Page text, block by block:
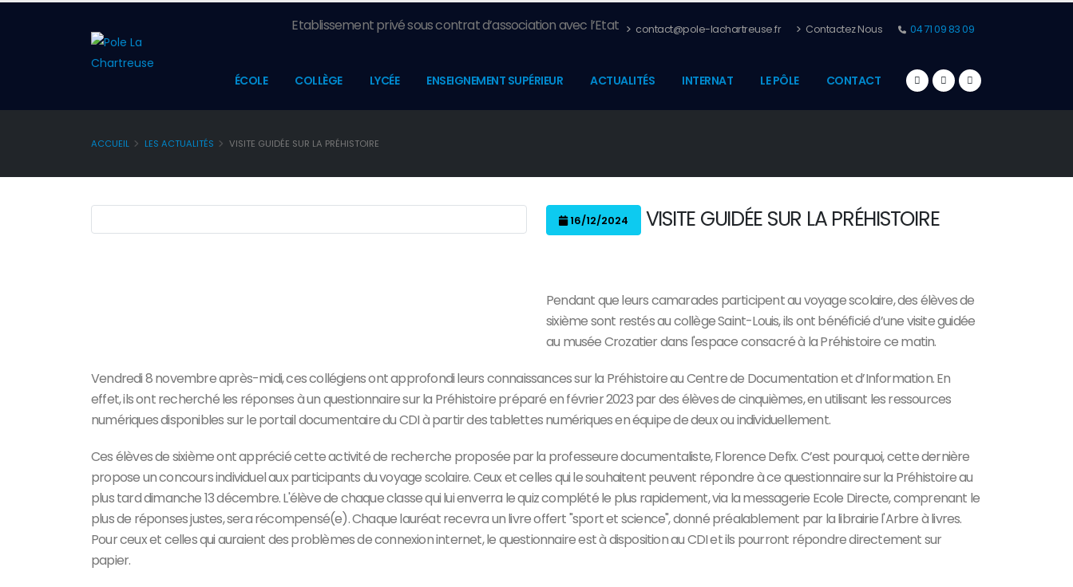
Etablissement privé sous contrat d’association avec l’Etat contact@pole-lachartreuse.fr Contactez Nous 04 71 09 83 09
ÉCOLE COLLÈGE LYCÉE ENSEIGNEMENT SUPÉRIEUR ACTUALITÉS INTERNAT LE PÔLE CONTACT
ACCUEIL LES ACTUALITÉS VISITE GUIDÉE SUR LA PRÉHISTOIRE
16/12/2024 VISITE GUIDÉE SUR LA PRÉHISTOIRE
Pendant que leurs camarades participent au voyage scolaire, des élèves de
sixième sont restés au collège Saint-Louis, ils ont bénéficié d’une visite guidée
au musée Crozatier dans l'espace consacré à la Préhistoire ce matin.
Vendredi 8 novembre après-midi, ces collégiens ont approfondi leurs connaissances sur la Préhistoire au Centre de Documentation et d’Information. En
effet, ils ont recherché les réponses à un questionnaire sur la Préhistoire préparé en février 2023 par des élèves de cinquièmes, en utilisant les ressources
numériques disponibles sur le portail documentaire du CDI à partir des tablettes numériques en équipe de deux ou individuellement.
Ces élèves de sixième ont apprécié cette activité de recherche proposée par la professeure documentaliste, Florence Defix. C’est pourquoi, cette dernière
propose un concours individuel aux participants du voyage scolaire. Ceux et celles qui le souhaitent peuvent répondre à ce questionnaire sur la Préhistoire au
plus tard dimanche 13 décembre. L'élève de chaque classe qui lui enverra le quiz complété le plus rapidement, via la messagerie Ecole Directe, comprenant le
plus de réponses justes, sera récompensé(e). Chaque lauréat recevra un livre offert "sport et science", donné préalablement par la librairie l'Arbre à livres.
Pour ceux et celles qui auraient des problèmes de connexion internet, le questionnaire est à disposition au CDI et ils pourront répondre directement sur
papier.